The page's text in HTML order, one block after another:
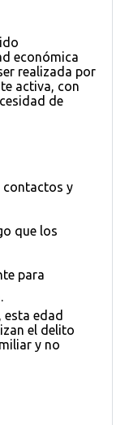
económica
realizada por
activa, con
de
contactos y
que los
para
edad
el delito
y no